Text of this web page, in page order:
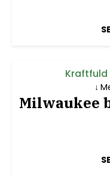
Milwaukee